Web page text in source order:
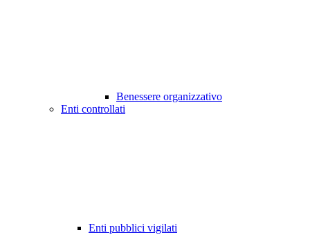
Benessere organizzativo
Enti controllati
Enti pubblici vigilati